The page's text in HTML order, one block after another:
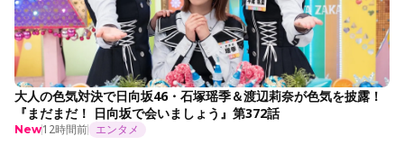
大人の色気対決で日向坂46・石塚瑶季＆渡辺莉奈が色気を披露！
『まだまだ！ 日向坂で会いましょう』第372話
New12時間前 エンタメ